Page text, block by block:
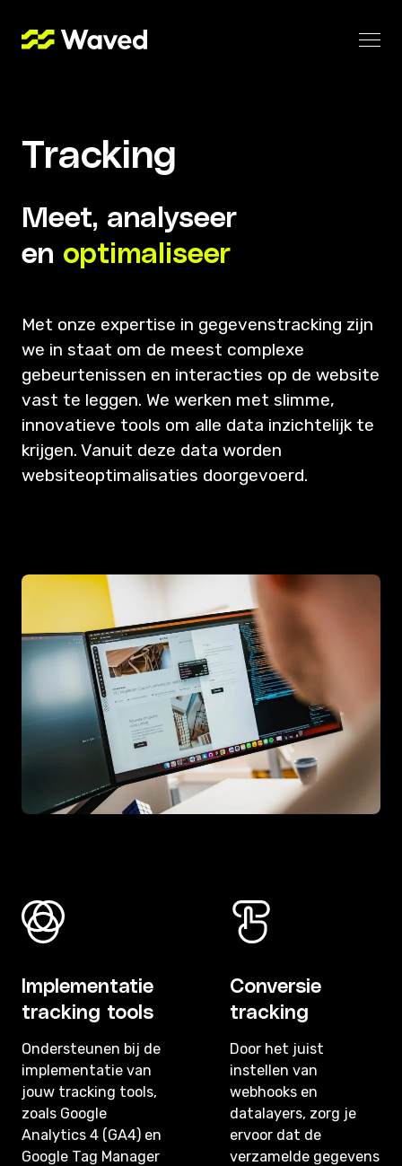
Tracking
Meet, analyseer
en optimaliseer
Met onze expertise in gegevenstracking zijn
we in staat om de meest complexe
gebeurtenissen en interacties op de website
vast te leggen. We werken met slimme,
innovatieve tools om alle data inzichtelijk te
krijgen. Vanuit deze data worden
websiteoptimalisaties doorgevoerd.
Implementatie
tracking tools
Ondersteunen bij de
implementatie van
jouw tracking tools,
zoals Google
Analytics 4 (GA4) en
Google Tag Manager
Conversie
tracking
Door het juist
instellen van
webhooks en
datalayers, zorg je
ervoor dat de
verzamelde gegevens